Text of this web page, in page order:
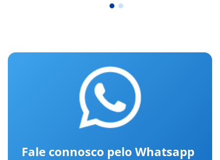
Fale connosco pelo Whatsapp